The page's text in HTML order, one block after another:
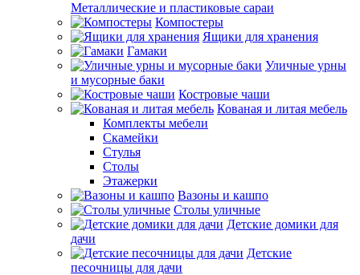
Металлические и пластиковые сараи
Компостеры
Ящики для хранения
Гамаки
Уличные урны
и мусорные баки
Костровые чаши
Кованая и литая мебель
Комплекты мебели
Скамейки
Стулья
Столы
Этажерки
Вазоны и кашпо
Столы уличные
Детские домики для
дачи
Детские
песочницы для дачи